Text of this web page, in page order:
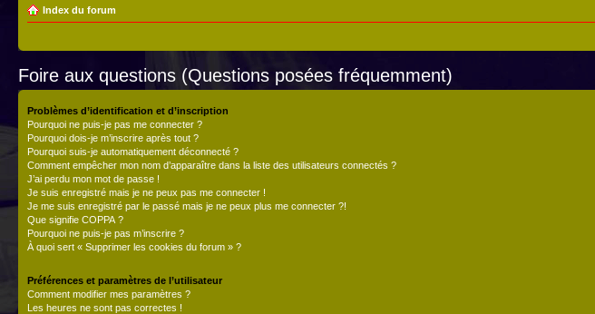
Index du forum
Foire aux questions (Questions posées fréquemment)
Problèmes d’identification et d’inscription
Pourquoi ne puis-je pas me connecter ?
Pourquoi dois-je m’inscrire après tout ?
Pourquoi suis-je automatiquement déconnecté ?
Comment empêcher mon nom d’apparaître dans la liste des utilisateurs connectés ?
J’ai perdu mon mot de passe !
Je suis enregistré mais je ne peux pas me connecter !
Je me suis enregistré par le passé mais je ne peux plus me connecter ?!
Que signifie COPPA ?
Pourquoi ne puis-je pas m’inscrire ?
À quoi sert « Supprimer les cookies du forum » ?
Préférences et paramètres de l’utilisateur
Comment modifier mes paramètres ?
Les heures ne sont pas correctes !